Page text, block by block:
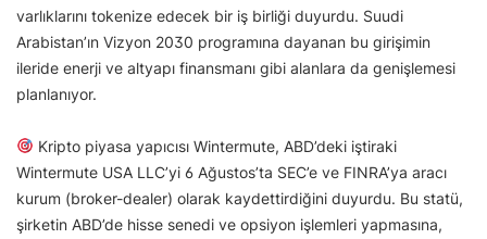
varlıklarını tokenize edecek bir iş birliği duyurdu. Suudi
Arabistan’ın Vizyon 2030 programına dayanan bu girişimin
ileride enerji ve altyapı finansmanı gibi alanlara da genişlemesi
planlanıyor.
Kripto piyasa yapıcısı Wintermute, ABD’deki iştiraki
Wintermute USA LLC’yi 6 Ağustos’ta SEC’e ve FINRA’ya aracı
kurum (broker-dealer) olarak kaydettirdiğini duyurdu. Bu statü,
şirketin ABD’de hisse senedi ve opsiyon işlemleri yapmasına,